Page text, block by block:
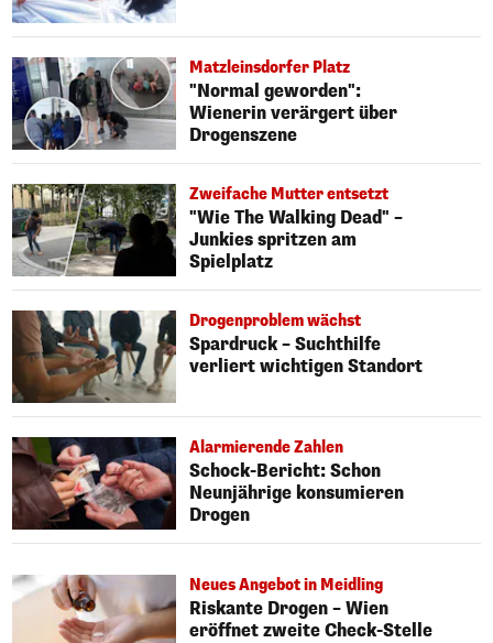
Matzleinsdorfer Platz
"Normal geworden":
Wienerin verärgert über
Drogenszene
Zweifache Mutter entsetzt
"Wie The Walking Dead" –
Junkies spritzen am
Spielplatz
Drogenproblem wächst
Spardruck – Suchthilfe
verliert wichtigen Standort
Alarmierende Zahlen
Schock-Bericht: Schon
Neunjährige konsumieren
Drogen
Neues Angebot in Meidling
Riskante Drogen – Wien
eröffnet zweite Check-Stelle